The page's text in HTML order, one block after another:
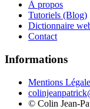
À propos
Tutoriels (Blog)
Dictionnaire
Contact
Informations
Mentions
© Colin Jean-